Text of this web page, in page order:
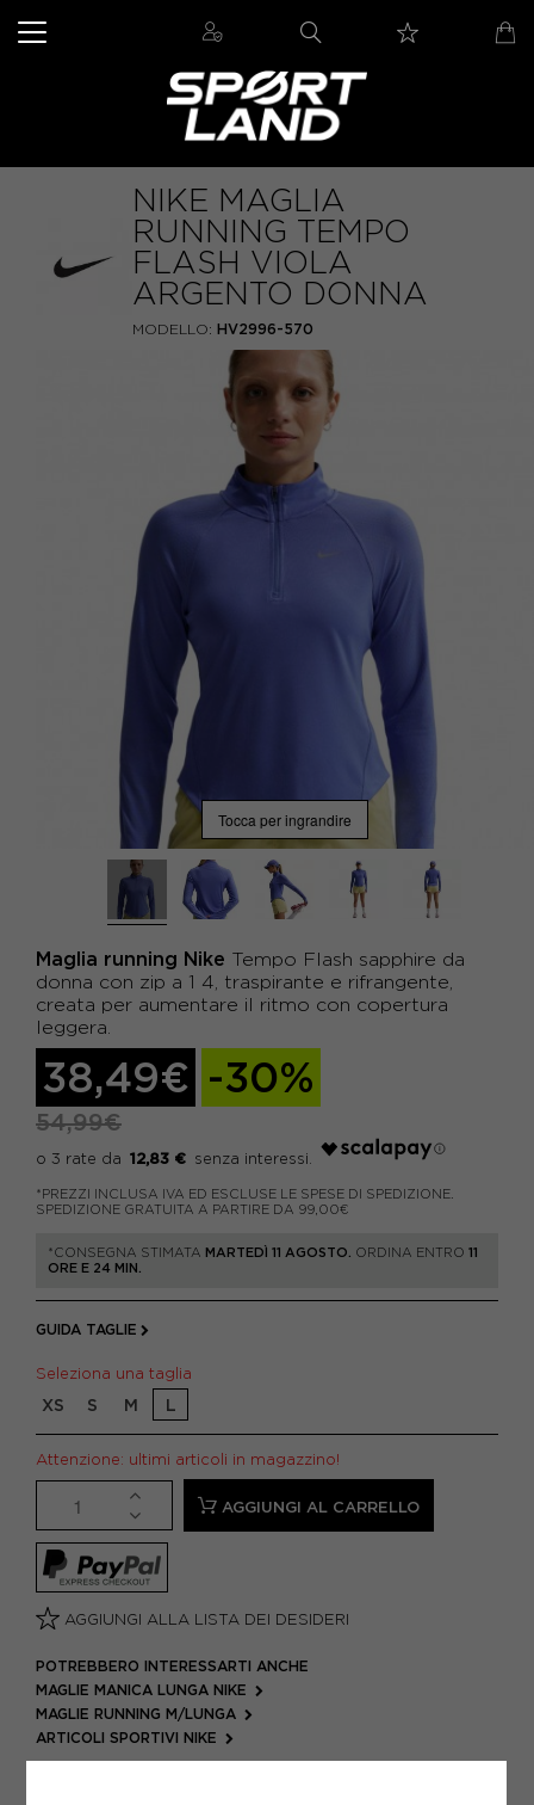
NIKE MAGLIA
RUNNING TEMPO
FLASH VIOLA
ARGENTO DONNA
MODELLO: HV2996-570
Tocca per ingrandire
Maglia running Nike Tempo Flash sapphire da
donna con zip a 1 4, traspirante e rifrangente,
creata per aumentare il ritmo con copertura
leggera.
38,49€ -30%
54,99€
12,83 €
*PREZZI INCLUSA IVA ED ESCLUSE LE SPESE DI SPEDIZIONE.
SPEDIZIONE GRATUITA A PARTIRE DA 99,00€
*CONSEGNA STIMATA MARTEDÌ 11 AGOSTO. ORDINA ENTRO 11
ORE E 24 MIN.
GUIDA TAGLIE
Seleziona una taglia
XS S M L
Attenzione: ultimi articoli in magazzino!
AGGIUNGI AL CARRELLO
AGGIUNGI ALLA LISTA DEI DESIDERI
POTREBBERO INTERESSARTI ANCHE
MAGLIE MANICA LUNGA NIKE
MAGLIE RUNNING M/LUNGA
ARTICOLI SPORTIVI NIKE